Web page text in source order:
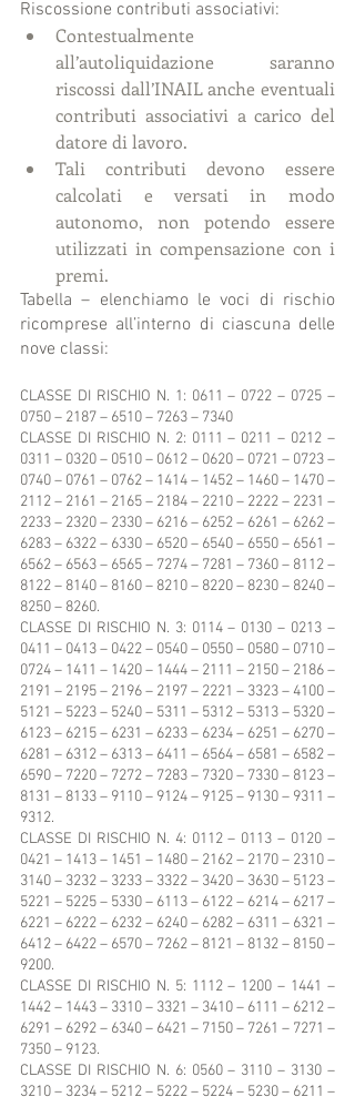
Riscossione contributi associativi:
Contestualmente
all’autoliquidazione saranno
riscossi dall’INAIL anche eventuali
contributi associativi a carico del
datore di lavoro.
Tali contributi devono essere
calcolati e versati in modo
autonomo, non potendo essere
utilizzati in compensazione con i
premi.
Tabella – elenchiamo le voci di rischio
ricomprese all’interno di ciascuna delle
nove classi:
CLASSE DI RISCHIO N. 1: 0611 – 0722 – 0725 –
0750 – 2187 – 6510 – 7263 – 7340
CLASSE DI RISCHIO N. 2: 0111 – 0211 – 0212 –
0311 – 0320 – 0510 – 0612 – 0620 – 0721 – 0723 –
0740 – 0761 – 0762 – 1414 – 1452 – 1460 – 1470 –
2112 – 2161 – 2165 – 2184 – 2210 – 2222 – 2231 –
2233 – 2320 – 2330 – 6216 – 6252 – 6261 – 6262 –
6283 – 6322 – 6330 – 6520 – 6540 – 6550 – 6561 –
6562 – 6563 – 6565 – 7274 – 7281 – 7360 – 8112 –
8122 – 8140 – 8160 – 8210 – 8220 – 8230 – 8240 –
8250 – 8260.
CLASSE DI RISCHIO N. 3: 0114 – 0130 – 0213 –
0411 – 0413 – 0422 – 0540 – 0550 – 0580 – 0710 –
0724 – 1411 – 1420 – 1444 – 2111 – 2150 – 2186 –
2191 – 2195 – 2196 – 2197 – 2221 – 3323 – 4100 –
5121 – 5223 – 5240 – 5311 – 5312 – 5313 – 5320 –
6123 – 6215 – 6231 – 6233 – 6234 – 6251 – 6270 –
6281 – 6312 – 6313 – 6411 – 6564 – 6581 – 6582 –
6590 – 7220 – 7272 – 7283 – 7320 – 7330 – 8123 –
8131 – 8133 – 9110 – 9124 – 9125 – 9130 – 9311 –
9312.
CLASSE DI RISCHIO N. 4: 0112 – 0113 – 0120 –
0421 – 1413 – 1451 – 1480 – 2162 – 2170 – 2310 –
3140 – 3232 – 3233 – 3322 – 3420 – 3630 – 5123 –
5221 – 5225 – 5330 – 6113 – 6122 – 6214 – 6217 –
6221 – 6222 – 6232 – 6240 – 6282 – 6311 – 6321 –
6412 – 6422 – 6570 – 7262 – 8121 – 8132 – 8150 –
9200.
CLASSE DI RISCHIO N. 5: 1112 – 1200 – 1441 –
1442 – 1443 – 3310 – 3321 – 3410 – 6111 – 6212 –
6291 – 6292 – 6340 – 6421 – 7150 – 7261 – 7271 –
7350 – 9123.
CLASSE DI RISCHIO N. 6: 0560 – 3110 – 3130 –
3210 – 3234 – 5212 – 5222 – 5224 – 5230 – 6211 –